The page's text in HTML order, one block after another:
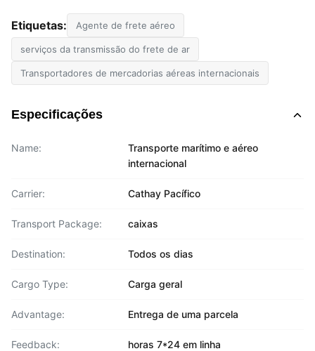
Etiquetas: Agente de frete aéreo
serviços da transmissão do frete de ar
Transportadores de mercadorias aéreas internacionais
Especificações
Name:
Transporte marítimo e aéreo
internacional
Carrier: Cathay Pacífico
Transport Package: caixas
Destination: Todos os dias
Cargo Type: Carga geral
Advantage: Entrega de uma parcela
Feedback: horas 7*24 em linha